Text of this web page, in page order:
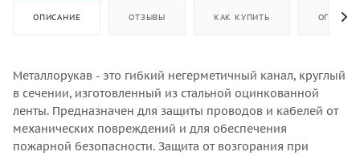
ОПИСАНИЕ ОТЗЫВЫ КАК КУПИТЬ ОПЛАТА
Металлорукав - это гибкий негерметичный канал, круглый
в сечении, изготовленный из стальной оцинкованной
ленты. Предназначен для защиты проводов и кабелей от
механических повреждений и для обеспечения
пожарной безопасности. Защита от возгорания при